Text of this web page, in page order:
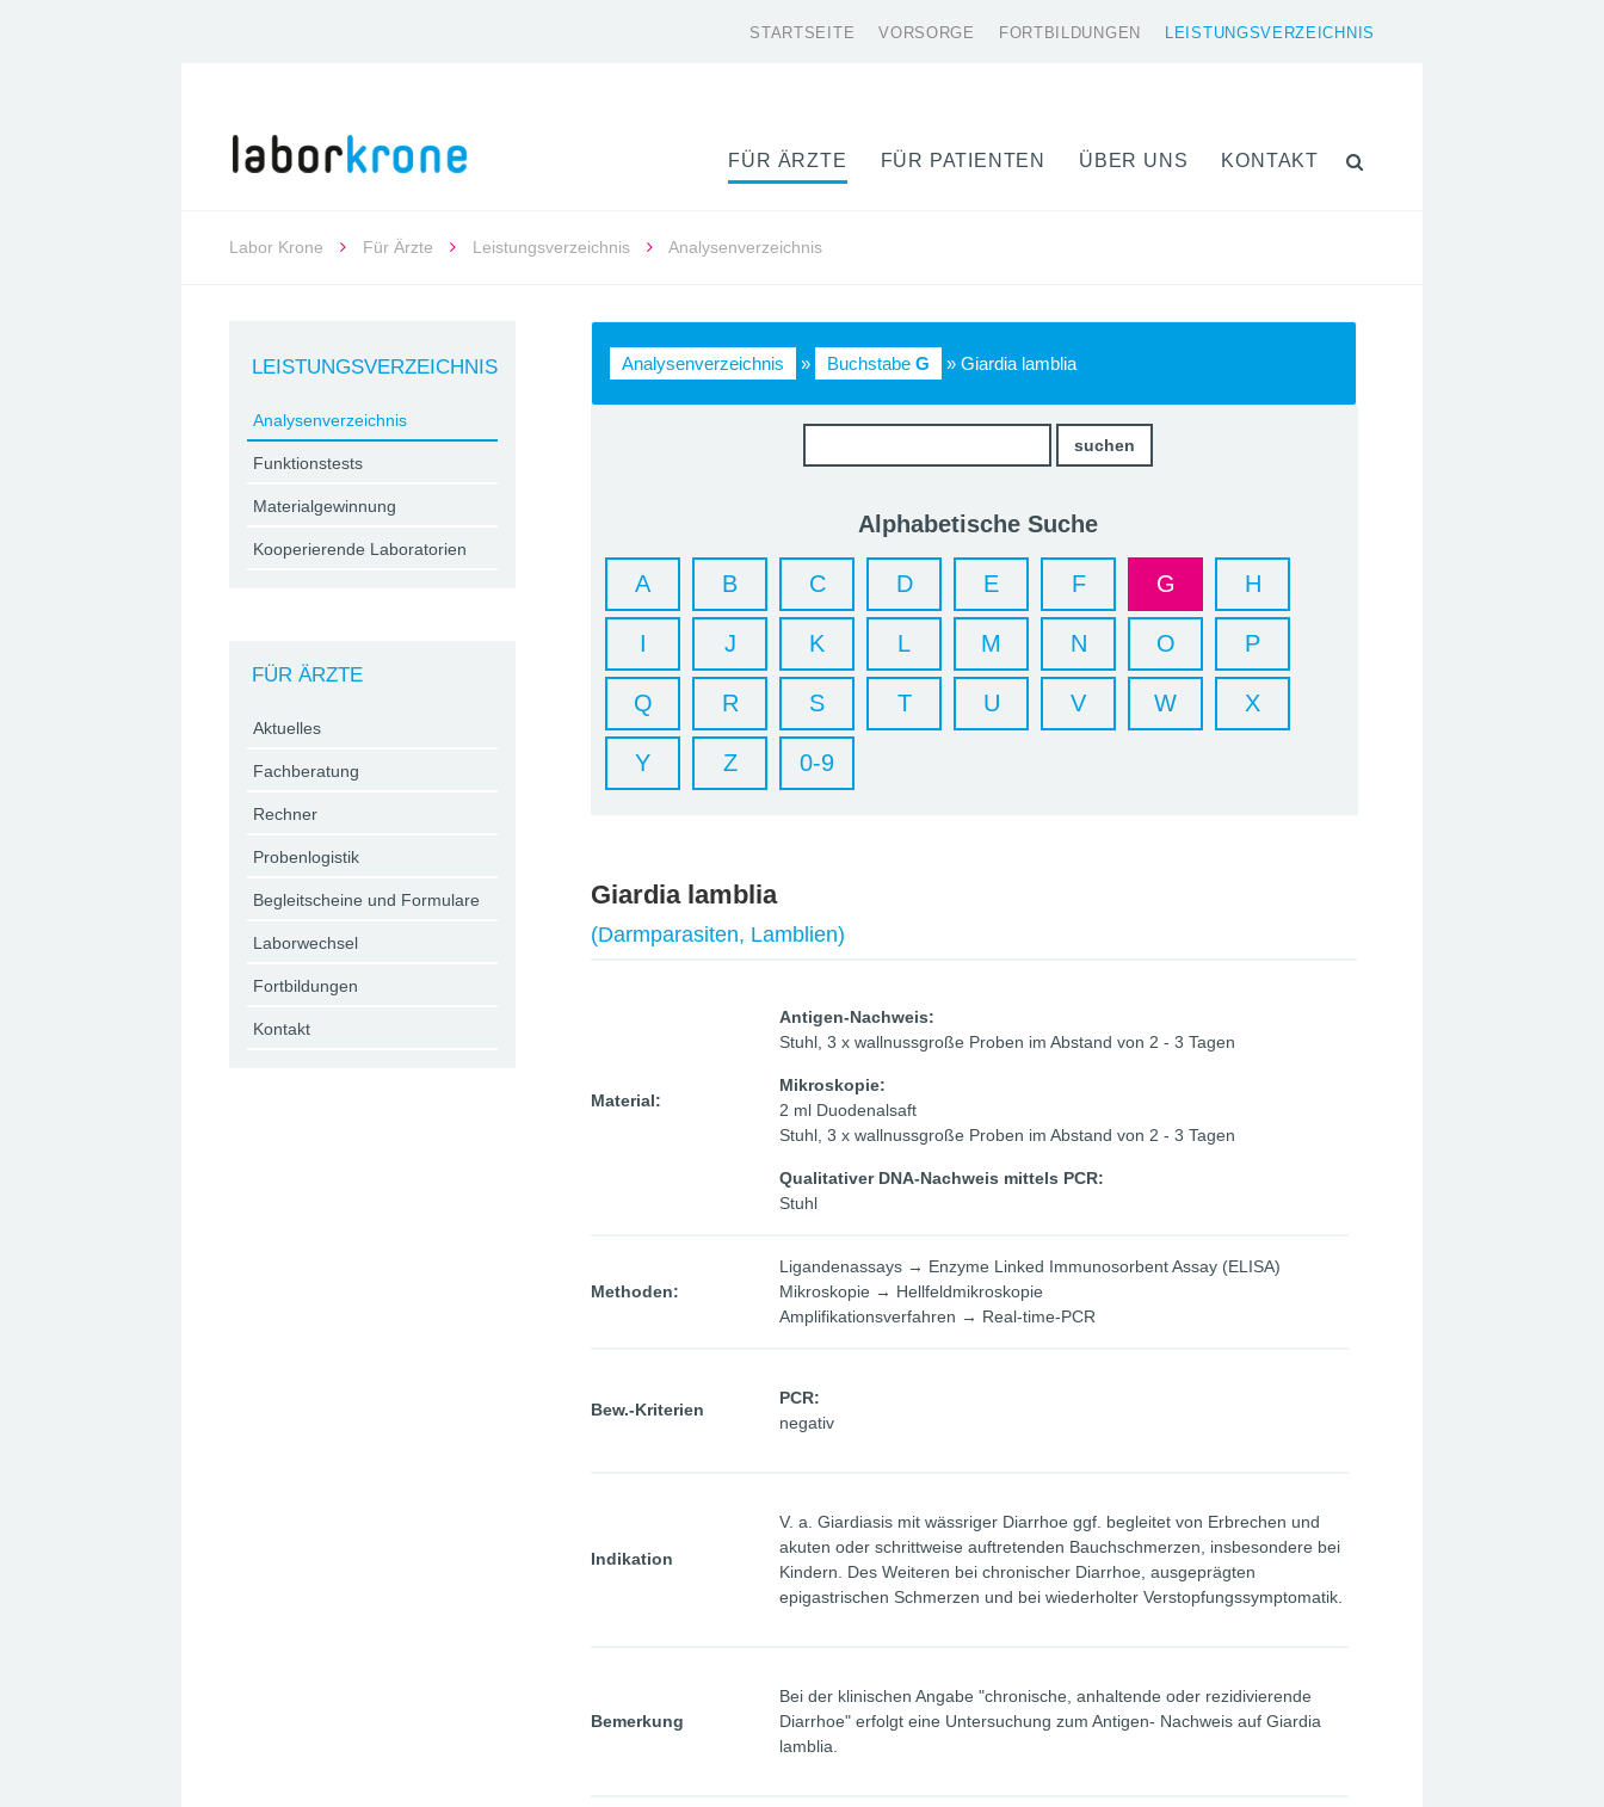
STARTSEITE VORSORGE FORTBILDUNGEN LEISTUNGSVERZEICHNIS
FÜR ÄRZTE FÜR PATIENTEN ÜBER UNS KONTAKT
Labor Krone Für Ärzte Leistungsverzeichnis Analysenverzeichnis
Analysenverzeichnis » Buchstabe G » Giardia lamblia
Alphabetische Suche
A B C D E F G H
I J K L M N O P
Q R S T U V W X
Y Z 0-9
Giardia lamblia
(Darmparasiten, Lamblien)
Material:
Antigen-Nachweis:
Stuhl, 3 x wallnussgroße Proben im Abstand von 2 - 3 Tagen
Mikroskopie:
2 ml Duodenalsaft
Stuhl, 3 x wallnussgroße Proben im Abstand von 2 - 3 Tagen
Qualitativer DNA-Nachweis mittels PCR:
Stuhl
Methoden:
Ligandenassays → Enzyme Linked Immunosorbent Assay (ELISA)
Mikroskopie → Hellfeldmikroskopie
Amplifikationsverfahren → Real-time-PCR
Bew.-Kriterien
PCR:
negativ
Indikation
V. a. Giardiasis mit wässriger Diarrhoe ggf. begleitet von Erbrechen und
akuten oder schrittweise auftretenden Bauchschmerzen, insbesondere bei
Kindern. Des Weiteren bei chronischer Diarrhoe, ausgeprägten
epigastrischen Schmerzen und bei wiederholter Verstopfungssymptomatik.
Bemerkung
Bei der klinischen Angabe "chronische, anhaltende oder rezidivierende
Diarrhoe" erfolgt eine Untersuchung zum Antigen- Nachweis auf Giardia
lamblia.
LEISTUNGSVERZEICHNIS
Analysenverzeichnis
Funktionstests
Materialgewinnung
Kooperierende Laboratorien
FÜR ÄRZTE
Aktuelles
Fachberatung
Rechner
Probenlogistik
Begleitscheine und Formulare
Laborwechsel
Fortbildungen
Kontakt